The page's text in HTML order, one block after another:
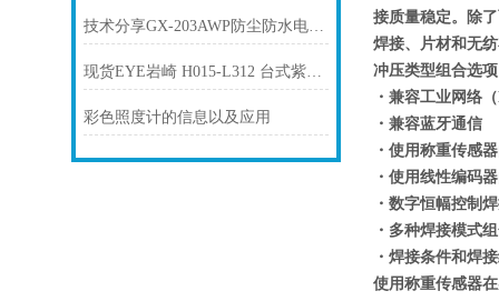
技术分享GX-203AWP防尘防水电子天平GX-AWP系列 AND爱安德
现货EYE岩崎 H015-L312 台式紫外线照射装置高压汞灯
彩色照度计的信息以及应用
接质量稳定。除
焊接、片材和无
冲压类型组合选项
・兼容工业网络
・兼容蓝牙通信
・使用称重传感
・使用线性编码
・数字恒幅控制
・多种焊接模式
・焊接条件和焊
使用称重传感器